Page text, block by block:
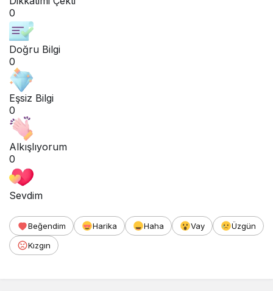
0
Doğru Bilgi
0
Eşsiz Bilgi
0
Alkışlıyorum
0
Sevdim
Beğendim Harika Haha Vay
Üzgün
Kızgın